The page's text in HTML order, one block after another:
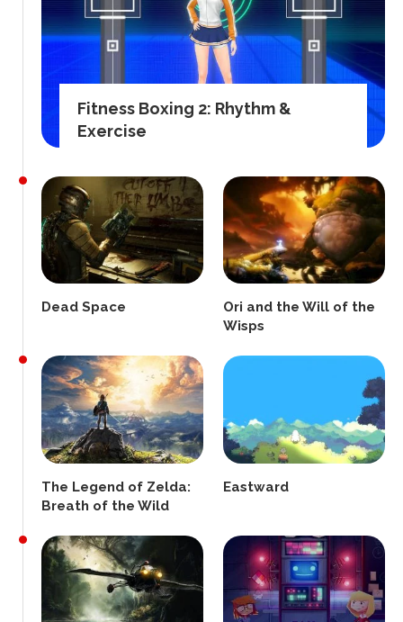
Fitness Boxing 2: Rhythm &
Exercise
Dead Space
Ori and the Will of the
Wisps
The Legend of Zelda:
Breath of the Wild
Eastward